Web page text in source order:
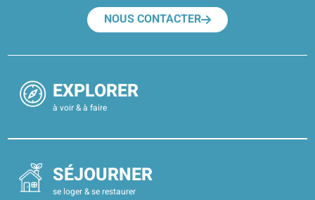
NOUS CONTACTER
EXPLORER
à voir & à faire
SÉJOURNER
se loger & se restaurer